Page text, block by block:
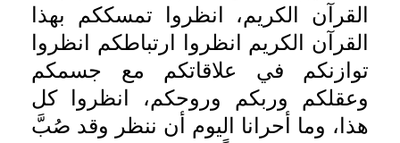
القرآن الكريم، انظروا تمسككم بهذا
القرآن الكريم انظروا ارتباطكم انظروا
توازنكم في علاقاتكم مع جسمكم
وعقلكم وربكم وروحكم، انظروا كل
هذا، وما أحرانا اليوم أن ننظر وقد صُبَّ